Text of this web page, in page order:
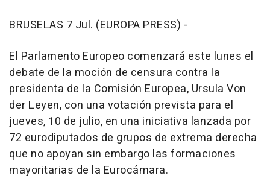
BRUSELAS 7 Jul. (EUROPA PRESS) -
El Parlamento Europeo comenzará este lunes el
debate de la moción de censura contra la
presidenta de la Comisión Europea, Ursula Von
der Leyen, con una votación prevista para el
jueves, 10 de julio, en una iniciativa lanzada por
72 eurodiputados de grupos de extrema derecha
que no apoyan sin embargo las formaciones
mayoritarias de la Eurocámara.